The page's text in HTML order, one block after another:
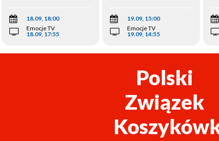
Inowrocław
18.09, 18:00
Emocje TV
18.09, 17:55
19.09, 15:00
Emocje TV
19.09, 14:55
Polski
Związek